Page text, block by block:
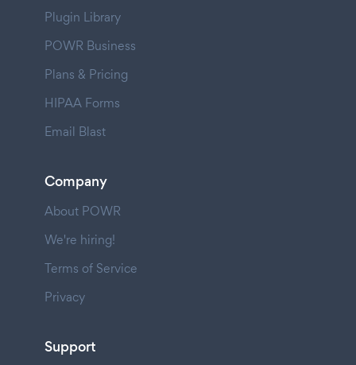
Plugin Library
POWR Business
Plans & Pricing
HIPAA Forms
Email Blast
Company
About POWR
We're hiring!
Terms of Service
Privacy
Support